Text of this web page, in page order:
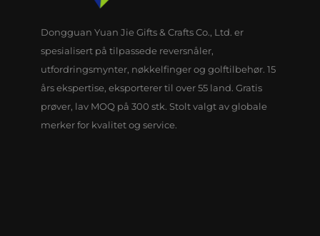
Dongguan Yuan Jie Gifts & Crafts Co., Ltd. er
spesialisert på tilpassede reversnåler,
utfordringsmynter, nøkkelfinger og golftilbehør. 15
års ekspertise, eksporterer til over 55 land. Gratis
prøver, lav MOQ på 300 stk. Stolt valgt av globale
merker for kvalitet og service.